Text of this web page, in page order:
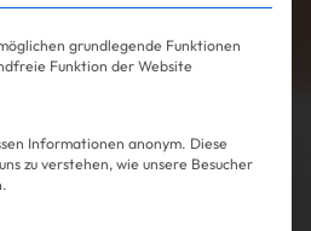
Service-Gruppen, für die
grundlegende Funktionen
Funktion der Website
Informationen anonym. Diese
zu verstehen, wie unsere Besucher